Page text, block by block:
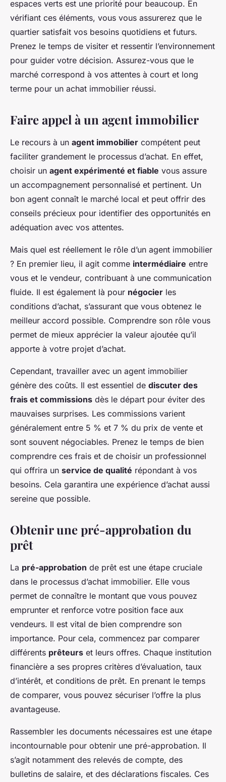
espaces verts est une priorité pour beaucoup. En
vérifiant ces éléments, vous vous assurerez que le
quartier satisfait vos besoins quotidiens et futurs.
Prenez le temps de visiter et ressentir l’environnement
pour guider votre décision. Assurez-vous que le
marché correspond à vos attentes à court et long
terme pour un achat immobilier réussi.
Faire appel à un agent immobilier
Le recours à un agent immobilier compétent peut
faciliter grandement le processus d’achat. En effet,
choisir un agent expérimenté et fiable vous assure
un accompagnement personnalisé et pertinent. Un
bon agent connaît le marché local et peut offrir des
conseils précieux pour identifier des opportunités en
adéquation avec vos attentes.
Mais quel est réellement le rôle d’un agent immobilier
? En premier lieu, il agit comme intermédiaire entre
vous et le vendeur, contribuant à une communication
fluide. Il est également là pour négocier les
conditions d’achat, s’assurant que vous obtenez le
meilleur accord possible. Comprendre son rôle vous
permet de mieux apprécier la valeur ajoutée qu’il
apporte à votre projet d’achat.
Cependant, travailler avec un agent immobilier
génère des coûts. Il est essentiel de discuter des
frais et commissions dès le départ pour éviter des
mauvaises surprises. Les commissions varient
généralement entre 5 % et 7 % du prix de vente et
sont souvent négociables. Prenez le temps de bien
comprendre ces frais et de choisir un professionnel
qui offrira un service de qualité répondant à vos
besoins. Cela garantira une expérience d’achat aussi
sereine que possible.
Obtenir une pré-approbation du
prêt
La pré-approbation de prêt est une étape cruciale
dans le processus d’achat immobilier. Elle vous
permet de connaître le montant que vous pouvez
emprunter et renforce votre position face aux
vendeurs. Il est vital de bien comprendre son
importance. Pour cela, commencez par comparer
différents prêteurs et leurs offres. Chaque institution
financière a ses propres critères d’évaluation, taux
d’intérêt, et conditions de prêt. En prenant le temps
de comparer, vous pouvez sécuriser l’offre la plus
avantageuse.
Rassembler les documents nécessaires est une étape
incontournable pour obtenir une pré-approbation. Il
s’agit notamment des relevés de compte, des
bulletins de salaire, et des déclarations fiscales. Ces